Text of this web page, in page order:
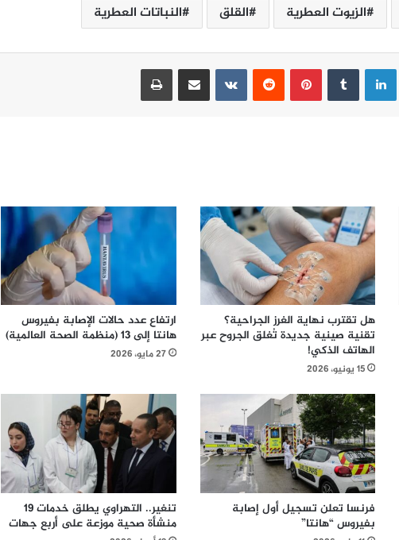
الزيوت العطرية القلق النباتات العطرية
لينكدإن بينتيريست مشاركة عبر البريد طباعة
هل تقترب نهاية الغرز الجراحية؟
تقنية صينية جديدة تُغلق الجروح عبر
الهاتف الذكي!
15 يونيو، 2026
ارتفاع عدد حالات الإصابة بفيروس
هانتا إلى 13 (منظمة الصحة العالمية)
27 مايو، 2026
فرنسا تعلن تسجيل أول إصابة
بفيروس “هانتا”
تنغير.. التهراوي يطلق خدمات 19
منشأة صحية موزعة على أربع جهات